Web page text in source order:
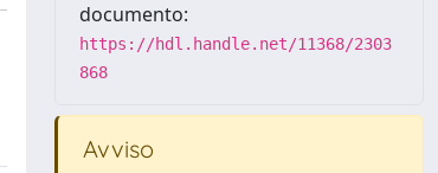
documento:
https://hdl.handle.net/11368/2303
868
Avviso